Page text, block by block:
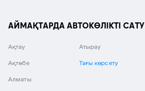
АЙМАҚТАРДА АВТОКӨЛІКТІ САТУ
Ақтау
Ақтөбе
Алматы
Атырау
Тағы көрсету